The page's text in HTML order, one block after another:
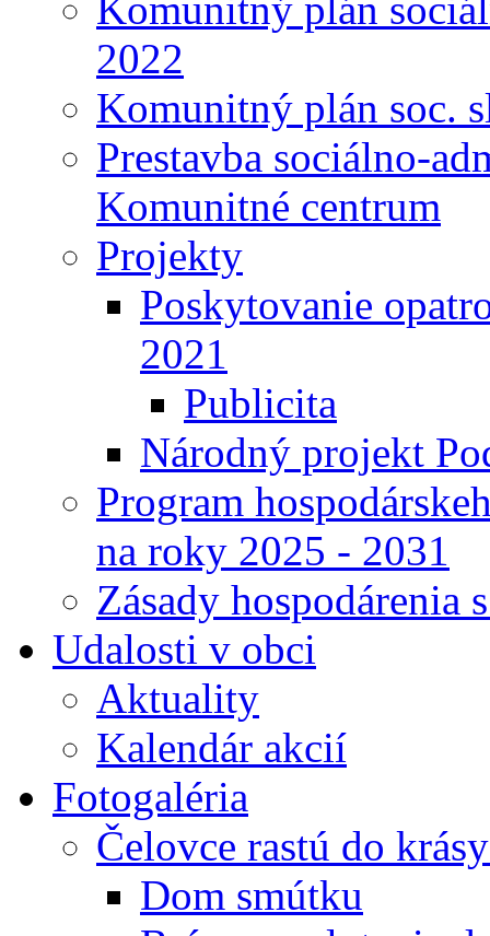
Komunitný plán
2022
Komunitný plán soc.
Prestavba sociálno-
Komunitné centrum
Projekty
Poskytovanie
2021
Publicita
Národný projekt
Program
na roky 2025 - 2031
Zásady hospodárenia
Udalosti v obci
Aktuality
Kalendár akcií
Fotogaléria
Čelovce rastú do
Dom smútku